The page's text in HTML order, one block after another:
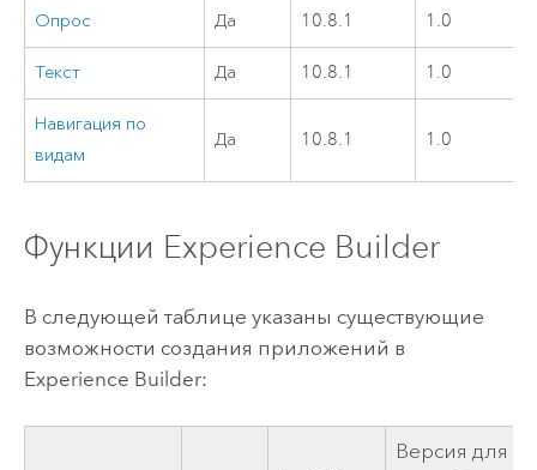
Опрос Да 10.8.1 1.0
Текст Да 10.8.1 1.0
Навигация по
видам
Да 10.8.1 1.0
Функции Experience Builder
В следующей таблице указаны существующие
возможности создания приложений в
Experience Builder:
Версия для